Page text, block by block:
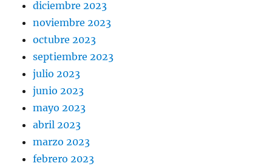
diciembre 2023
noviembre 2023
octubre 2023
septiembre 2023
julio 2023
junio 2023
mayo 2023
abril 2023
marzo 2023
febrero 2023